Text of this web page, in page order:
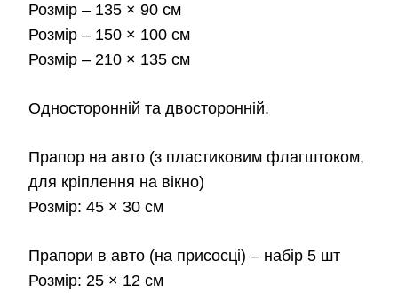
Розмір – 135 × 90 см
Розмір – 150 × 100 см
Розмір – 210 × 135 см
Односторонній та двосторонній.
Прапор на авто (з пластиковим флагштоком,
для кріплення на вікно)
Розмір: 45 × 30 см
Прапори в авто (на присосці) – набір 5 шт
Розмір: 25 × 12 см